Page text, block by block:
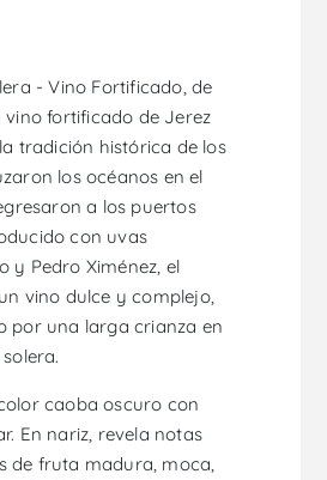
- Vino Fortificado, de
vino fortificado de Jerez
tradición histórica de los
los océanos en el
a los puertos
con uvas
y Pedro Ximénez, el
vino dulce y complejo,
por una larga crianza en
caoba oscuro con
En nariz, revela notas
de fruta madura, moca,